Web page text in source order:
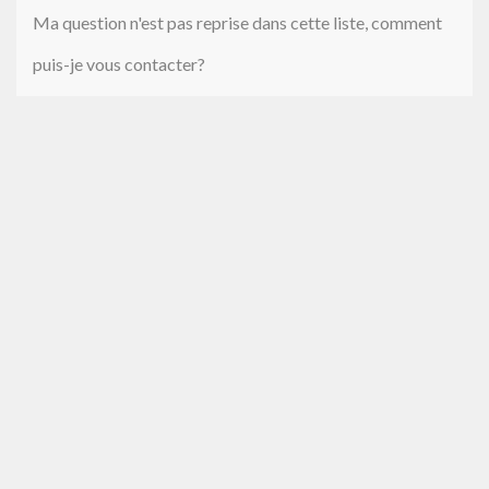
Ma question n'est pas reprise dans cette liste, comment
puis-je vous contacter?